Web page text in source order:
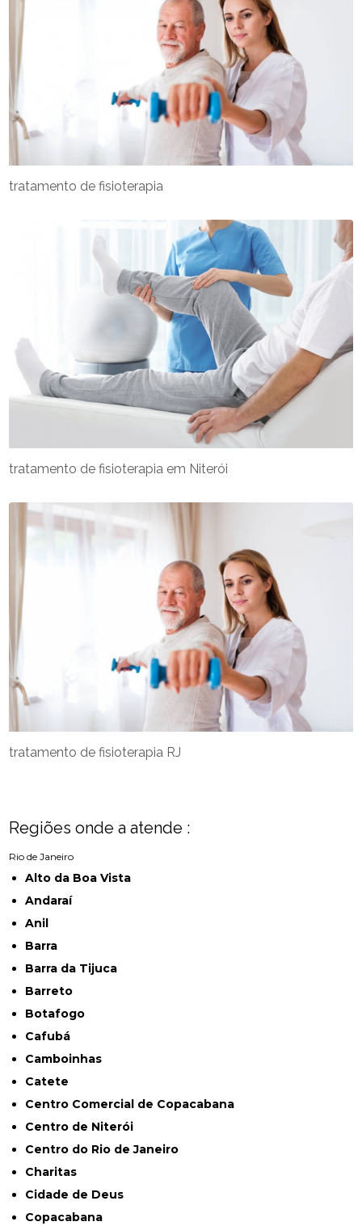
tratamento de fisioterapia RJ
tratamento de fisioterapia em Niterói
tratamento de fisioterapia
Regiões onde a atende :
Rio de Janeiro
Alto da Boa Vista
Andaraí
Anil
Barra
Barra da Tijuca
Barreto
Botafogo
Cafubá
Camboinhas
Catete
Centro Comercial de Copacabana
Centro de Niterói
Centro do Rio de Janeiro
Charitas
Cidade de Deus
Copacabana